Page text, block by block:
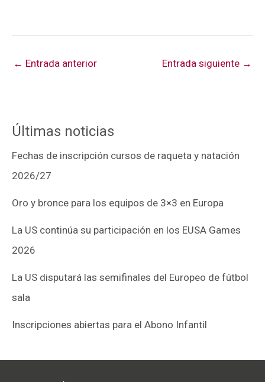
← Entrada anterior Entrada siguiente →
Últimas noticias
Fechas de inscripción cursos de raqueta y natación
2026/27
Oro y bronce para los equipos de 3×3 en Europa
La US continúa su participación en los EUSA Games
2026
La US disputará las semifinales del Europeo de fútbol
sala
Inscripciones abiertas para el Abono Infantil